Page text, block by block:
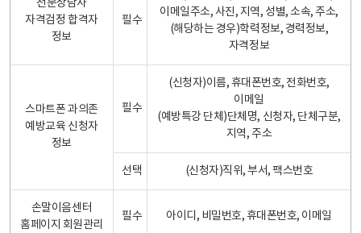
전문상담사
자격검정 합격자
정보
필수
이메일주소, 사진, 지역, 성별, 소속, 주소,
(해당하는 경우)학력정보, 경력정보,
자격정보
스마트폰 과의존
예방교육 신청자
정보
필수
(신청자)이름, 휴대폰번호, 전화번호,
이메일
(예방특강 단체)단체명, 신청자, 단체구분,
지역, 주소
선택 (신청자)직위, 부서, 팩스번호
손말이음센터
홈페이지 회원관리
필수 아이디, 비밀번호, 휴대폰번호, 이메일